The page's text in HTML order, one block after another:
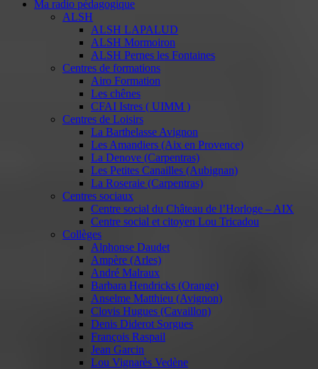
Ma radio pédagogique
ALSH
ALSH LAPALUD
ALSH Mormoiron
ALSH Pernes les Fontaines
Centres de formations
Airo Formation
Les chênes
CFAI Istres ( UIMM )
Centres de Loisirs
La Barthelasse Avignon
Les Amandiers (Aix en Provence)
La Denove (Carpentras)
Les Petites Canailles (Aubignan)
La Roseraie (Carpentras)
Centres sociaux
Centre social du Château de l’Horloge – AIX
Centre social et citoyen Lou Tricadou
Collèges
Alphonse Daudet
Ampère (Arles)
André Malraux
Barbara Hendricks (Orange)
Anselme Matthieu (Avignon)
Clovis Hugues (Cavaillon)
Denis Diderot Sorgues
François Raspail
Jean Garcin
Lou Vignarès Vedène